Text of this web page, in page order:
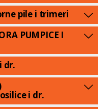
pile i trimeri
PUMPICE I
dr.
i dr.